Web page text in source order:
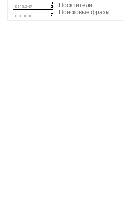
Посетители
Поисковые фразы